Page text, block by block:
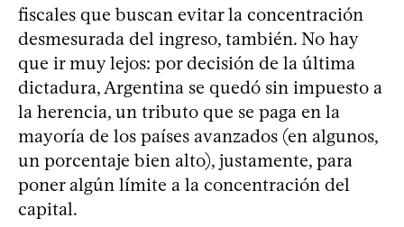
fiscales que buscan evitar la concentración
desmesurada del ingreso, también. No hay
que ir muy lejos: por decisión de la última
dictadura, Argentina se quedó sin impuesto a
la herencia, un tributo que se paga en la
mayoría de los países avanzados (en algunos,
un porcentaje bien alto), justamente, para
poner algún límite a la concentración del
capital.